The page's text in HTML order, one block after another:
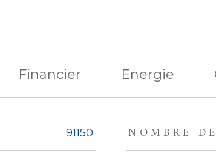
Financier Energie
91150 NOMBRE